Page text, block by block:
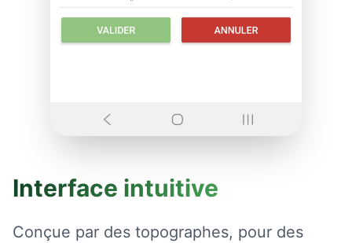
Interface intuitive
Conçue par des topographes, pour des